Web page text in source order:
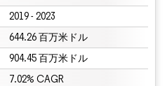
2019 - 2023
644.26 百万米ドル
904.45 百万米ドル
7.02% CAGR